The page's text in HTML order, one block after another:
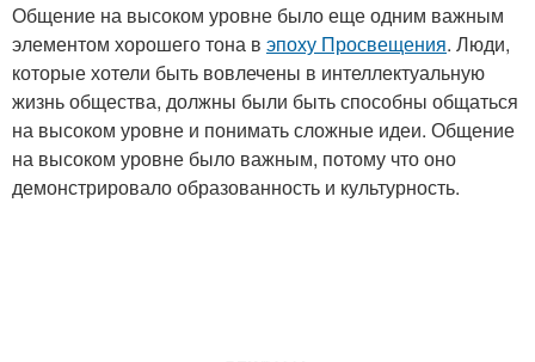
Общение на высоком уровне было еще одним важным
элементом хорошего тона в эпоху Просвещения. Люди,
которые хотели быть вовлечены в интеллектуальную
жизнь общества, должны были быть способны общаться
на высоком уровне и понимать сложные идеи. Общение
на высоком уровне было важным, потому что оно
демонстрировало образованность и культурность.